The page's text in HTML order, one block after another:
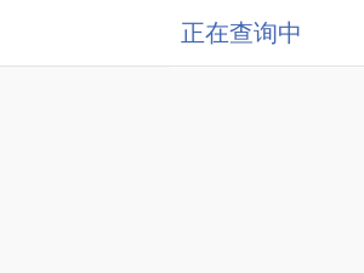
正在查询中